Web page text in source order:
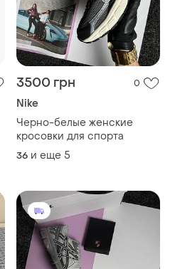
3500 грн 0
Nike
Черно-белые женские
кросовки для спорта
36 и еще 5